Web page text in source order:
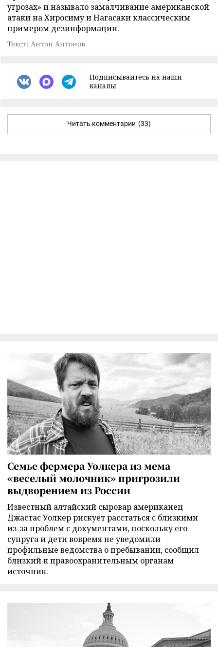
угрозах» и называло замалчивание американской
атаки на Хиросиму и Нагасаки классическим
примером дезинформации.
Текст: Антон Антонов
Подписывайтесь на наши
каналы
Читать комментарии (33)
Семье фермера Уолкера из мема
«веселый молочник» пригрозили
выдворением из России
Известный алтайский сыровар американец
Джастас Уолкер рискует расстаться с близкими
из-за проблем с документами, поскольку его
супруга и дети вовремя не уведомили
профильные ведомства о пребывании, сообщил
близкий к правоохранительным органам
источник.